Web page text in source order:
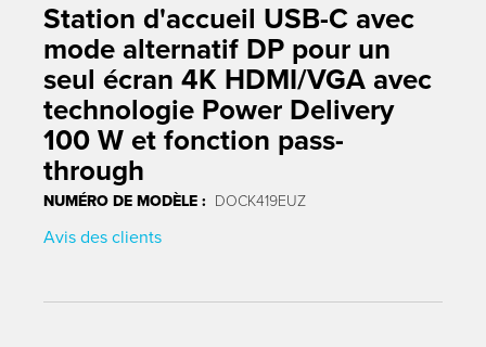
Station d'accueil USB-C avec
mode alternatif DP pour un
seul écran 4K HDMI/VGA avec
technologie Power Delivery
100 W et fonction pass-
through
NUMÉRO DE MODÈLE : DOCK419EUZ
Avis des clients